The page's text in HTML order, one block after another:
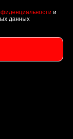
и
данных